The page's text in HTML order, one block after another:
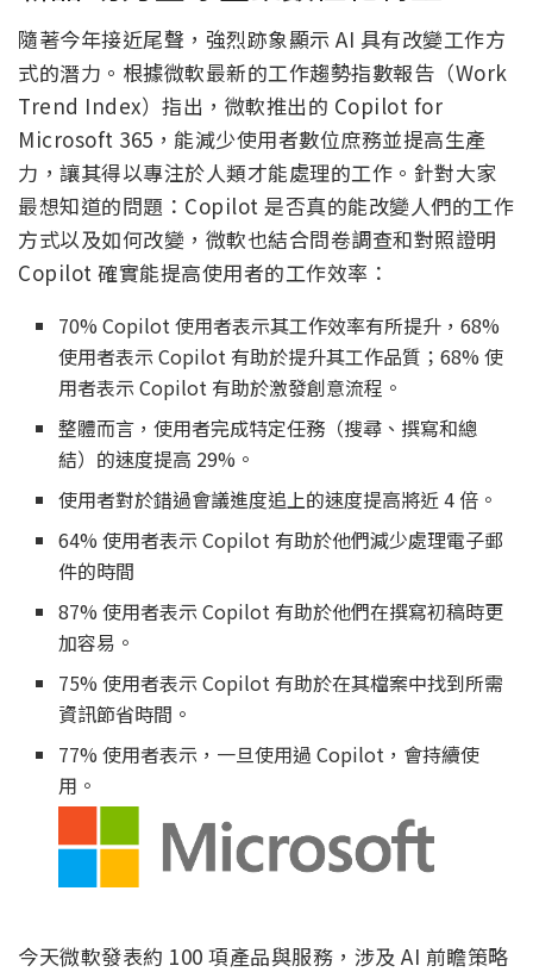
隨著今年接近尾聲，強烈跡象顯示 AI 具有改變工作方
式的潛力。根據微軟最新的工作趨勢指數報告（Work
Trend Index）指出，微軟推出的 Copilot for
Microsoft 365，能減少使用者數位庶務並提高生產
力，讓其得以專注於人類才能處理的工作。針對大家
最想知道的問題：Copilot 是否真的能改變人們的工作
方式以及如何改變，微軟也結合問卷調查和對照證明
Copilot 確實能提高使用者的工作效率：
70% Copilot 使用者表示其工作效率有所提升，68%
使用者表示 Copilot 有助於提升其工作品質；68% 使
用者表示 Copilot 有助於激發創意流程。
整體而言，使用者完成特定任務（搜尋、撰寫和總
結）的速度提高 29%。
使用者對於錯過會議進度追上的速度提高將近 4 倍。
64% 使用者表示 Copilot 有助於他們減少處理電子郵
件的時間
87% 使用者表示 Copilot 有助於他們在撰寫初稿時更
加容易。
75% 使用者表示 Copilot 有助於在其檔案中找到所需
資訊節省時間。
77% 使用者表示，一旦使用過 Copilot，會持續使
用。
今天微軟發表約 100 項產品與服務，涉及 AI 前瞻策略